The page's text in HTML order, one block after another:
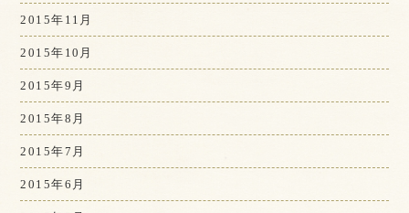
2015年11月
2015年10月
2015年9月
2015年8月
2015年7月
2015年6月